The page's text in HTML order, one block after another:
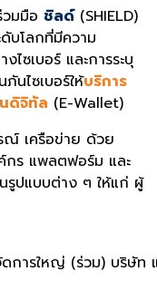
มมือ ชิลด์(SHIELD)
บโลกที่มีความ
ซเบอร์ และการระบุ
นไซเบอร์ให้บริการ
นดิจิทัล (E-Wallet)
ณ์ เครือข่าย ด้วย
ร แพลตฟอร์ม และ
รูปแบบต่าง ๆ ให้แก่ ผู้
การใหญ่ (ร่วม) บริษัท